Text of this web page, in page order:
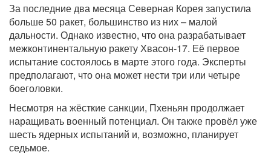
За последние два месяца Северная Корея запустила
больше 50 ракет, большинство из них – малой
дальности. Однако известно, что она разрабатывает
межконтинентальную ракету Хвасон-17. Её первое
испытание состоялось в марте этого года. Эксперты
предполагают, что она может нести три или четыре
боеголовки.
Несмотря на жёсткие санкции, Пхеньян продолжает
наращивать военный потенциал. Он также провёл уже
шесть ядерных испытаний и, возможно, планирует
седьмое.